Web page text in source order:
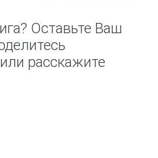
Оставьте Ваш
расскажите